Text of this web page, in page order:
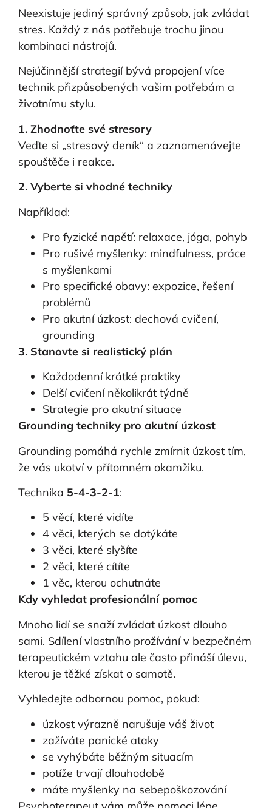
Neexistuje jediný správný způsob, jak zvládat
stres. Každý z nás potřebuje trochu jinou
kombinaci nástrojů.
Nejúčinnější strategií bývá propojení více
technik přizpůsobených vašim potřebám a
životnímu stylu.
1. Zhodnoťte své stresory
Veďte si „stresový deník“ a zaznamenávejte
spouštěče i reakce.
2. Vyberte si vhodné techniky
Například:
Pro fyzické napětí: relaxace, jóga, pohyb
Pro rušivé myšlenky: mindfulness, práce
s myšlenkami
Pro specifické obavy: expozice, řešení
problémů
Pro akutní úzkost: dechová cvičení,
grounding
3. Stanovte si realistický plán
Každodenní krátké praktiky
Delší cvičení několikrát týdně
Strategie pro akutní situace
Grounding techniky pro akutní úzkost
Grounding pomáhá rychle zmírnit úzkost tím,
že vás ukotví v přítomném okamžiku.
Technika 5-4-3-2-1:
5 věcí, které vidíte
4 věci, kterých se dotýkáte
3 věci, které slyšíte
2 věci, které cítíte
1 věc, kterou ochutnáte
Kdy vyhledat profesionální pomoc
Mnoho lidí se snaží zvládat úzkost dlouho
sami. Sdílení vlastního prožívání v bezpečném
terapeutickém vztahu ale často přináší úlevu,
kterou je těžké získat o samotě.
Vyhledejte odbornou pomoc, pokud:
úzkost výrazně narušuje váš život
zažíváte panické ataky
se vyhýbáte běžným situacím
potíže trvají dlouhodobě
máte myšlenky na sebepoškozování